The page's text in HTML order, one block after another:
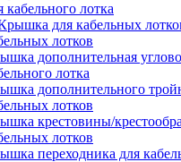
кабельного лотка
лотков
дополнительная
лотка
дополнительного
лотков
крестовины/
лотков
переходника для